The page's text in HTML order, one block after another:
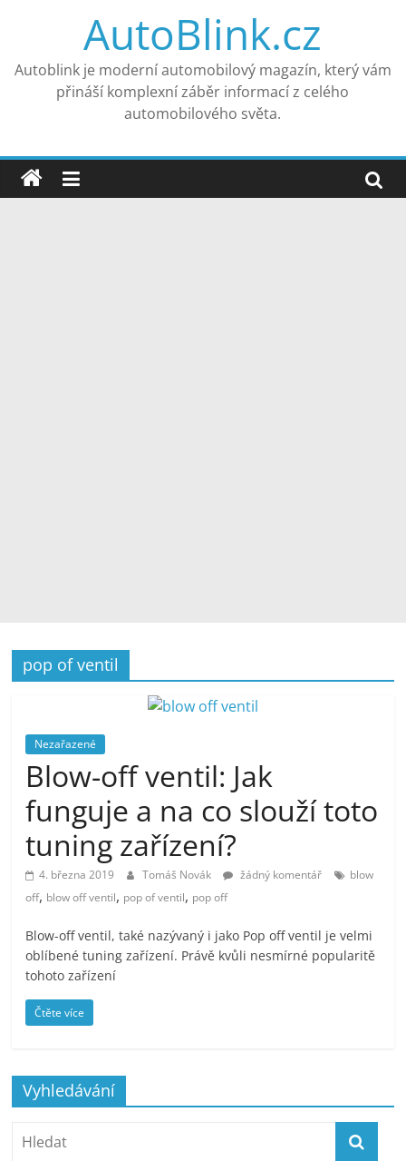
AutoBlink.cz
Autoblink je moderní automobilový magazín, který vám
přináší komplexní záběr informací z celého
automobilového světa.
pop of ventil
Nezařazené
Blow-off ventil: Jak
funguje a na co slouží toto
tuning zařízení?
4. března 2019 Tomáš Novák žádný komentář
blow
off, blow off ventil, pop of ventil, pop off
Blow-off ventil, také nazývaný i jako Pop off ventil je velmi
oblíbené tuning zařízení. Právě kvůli nesmírné popularitě
tohoto zařízení
Čtěte více
Vyhledávání